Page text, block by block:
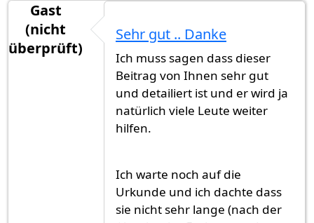
Gast
(nicht
überprüft)
Sehr gut .. Danke
Ich muss sagen dass dieser
Beitrag von Ihnen sehr gut
und detailiert ist und er wird ja
natürlich viele Leute weiter
hilfen.
Ich warte noch auf die
Urkunde und ich dachte dass
sie nicht sehr lange (nach der